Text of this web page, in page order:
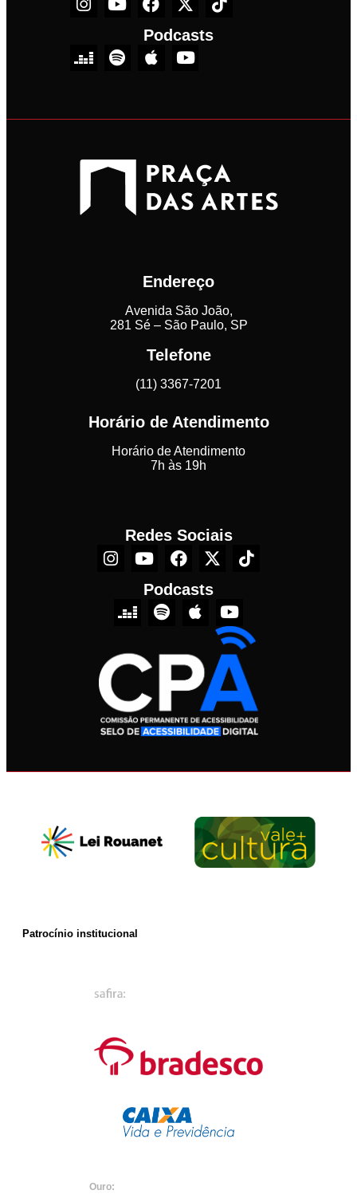
Podcasts
Endereço
Avenida São João,
281 Sé – São Paulo, SP
Telefone
(11) 3367-7201
Horário de Atendimento
Horário de Atendimento
7h às 19h
Redes Sociais
Podcasts
Patrocínio institucional
Ouro: